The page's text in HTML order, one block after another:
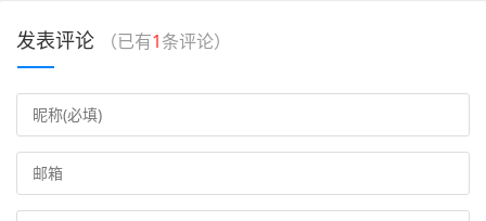
发表评论 （已有1条评论）